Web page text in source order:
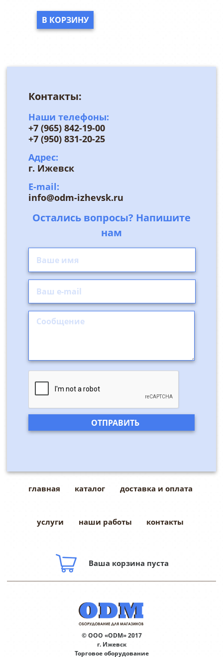
В КОРЗИНУ
Контакты:
Наши телефоны:
+7 (965) 842-19-00
+7 (950) 831-20-25
Адрес:
г. Ижевск
E-mail:
info@odm-izhevsk.ru
Остались вопросы? Напишите
нам
главная каталог доставка и оплата
услуги наши работы контакты
Ваша корзина пуста
© ООО «ODM» 2017
г. Ижевск
Торговое оборудование